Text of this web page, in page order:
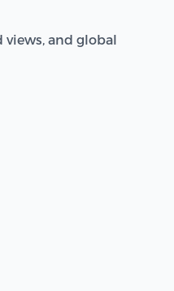
views, and global